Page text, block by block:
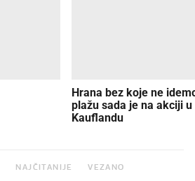
Hrana bez koje ne
plažu sada je na akciji u
Kauflandu
NAJČITANIJE VEZANO